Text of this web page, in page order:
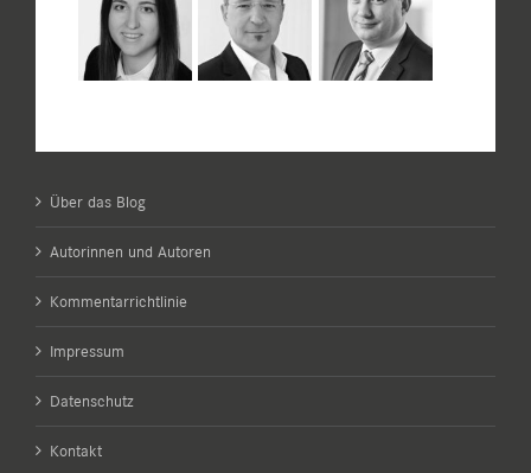
Über das Blog
Autorinnen und Autoren
Kommentarrichtlinie
Impressum
Datenschutz
Kontakt